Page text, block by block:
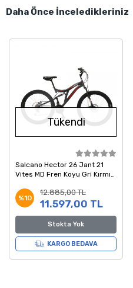
Daha Önce İnceledikleriniz
Tükendi
Salcano Hector 26 Jant 21
Vites MD Fren Koyu Gri Kırmızı
%10
12.885,00 TL
11.597,00 TL
Stokta Yok
KARGO BEDAVA